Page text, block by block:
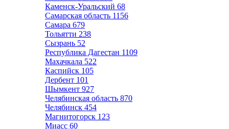
Каменск-Уральский 68
Самарская область 1156
Самара 679
Тольятти 238
Сызрань 52
Республика Дагестан 1109
Махачкала 522
Каспийск 105
Дербент 101
Шымкент 927
Челябинская область 870
Челябинск 454
Магнитогорск 123
Миасс 60